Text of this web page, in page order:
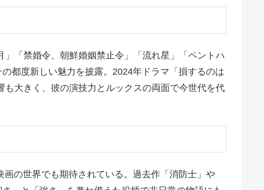
「禁婚令、朝鮮婚姻禁止令」「流れ星」「ペントハ
都度新しい魅力を披露。2024年ドラマ「損するのは
大きく、彼の演技力とルックスの両面で今世代を代
の世界でも期待されている。過去作「消防士」や